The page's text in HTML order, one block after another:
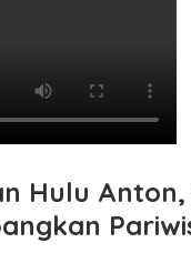
Hulu Anton,